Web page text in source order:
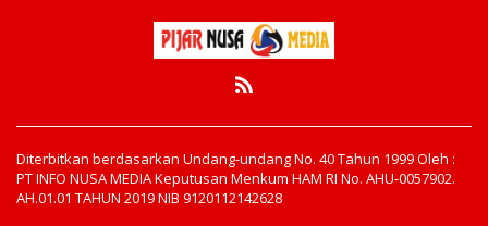
Diterbitkan berdasarkan Undang-undang No. 40 Tahun 1999 Oleh :
PT INFO NUSA MEDIA Keputusan Menkum HAM RI No. AHU-0057902.
AH.01.01 TAHUN 2019 NIB 9120112142628